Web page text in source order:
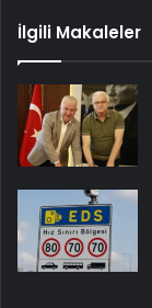
İlgili Makaleler